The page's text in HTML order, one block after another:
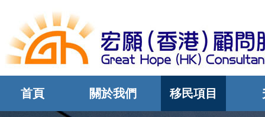
首頁 關於我們 移民項目